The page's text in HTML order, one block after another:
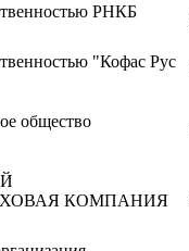
РНКБ
"Кофас Рус
общество
КОМПАНИЯ